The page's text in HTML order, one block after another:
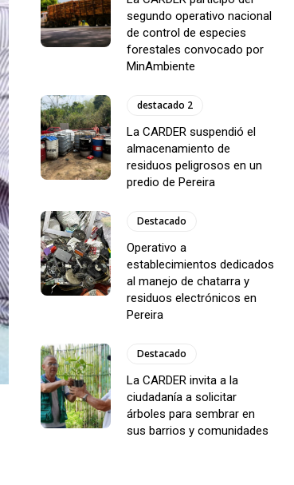
segundo operativo nacional
de control de especies
forestales convocado por
MinAmbiente
destacado 2
La CARDER suspendió el
almacenamiento de
residuos peligrosos en un
predio de Pereira
Destacado
Operativo a
establecimientos dedicados
al manejo de chatarra y
residuos electrónicos en
Pereira
Destacado
La CARDER invita a la
ciudadanía a solicitar
árboles para sembrar en
sus barrios y comunidades